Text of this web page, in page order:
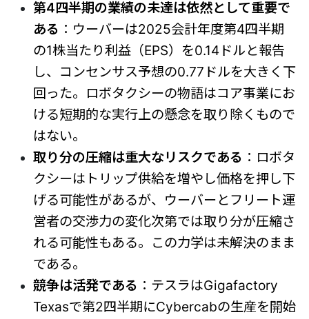
第4四半期の業績の未達は依然として重要で
ある ：ウーバーは2025会計年度第4四半期
の1株当たり利益（EPS）を0.14ドルと報告
し、コンセンサス予想の0.77ドルを大きく下
回った。ロボタクシーの物語はコア事業にお
ける短期的な実行上の懸念を取り除くもので
はない。
取り分の圧縮は重大なリスクである ：ロボタ
クシーはトリップ供給を増やし価格を押し下
げる可能性があるが、ウーバーとフリート運
営者の交渉力の変化次第では取り分が圧縮さ
れる可能性もある。この力学は未解決のまま
である。
競争は活発である ：テスラはGigafactory
Texasで第2四半期にCybercabの生産を開始